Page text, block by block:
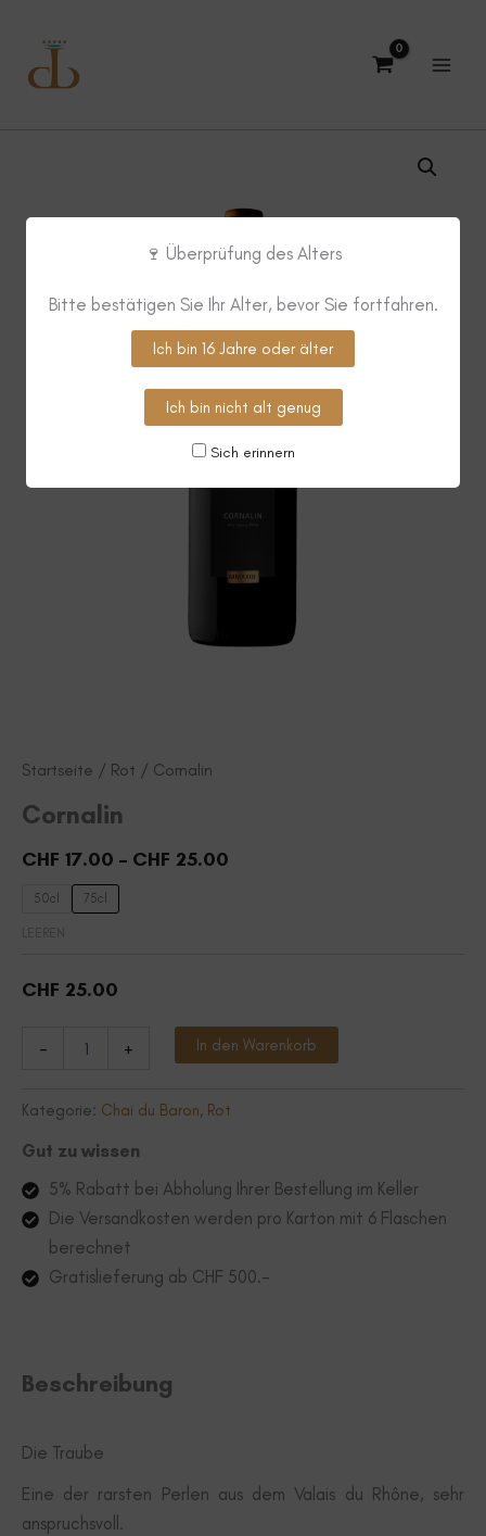
springen
Startseite / Rot / Cornalin
Cornalin
CHF 17.00 – CHF 25.00
50cl 75cl
CHF 25.00
- + In den Warenkorb
Kategorie: Chai du Baron, Rot
Gut zu wissen
5% Rabatt bei Abholung Ihrer Bestellung im Keller
Die Versandkosten werden pro Karton mit 6 Flaschen
berechnet
Gratislieferung ab CHF 500.-
Beschreibung
Die Traube
Eine der rarsten Perlen aus dem Valais du Rhône, sehr
anspruchsvoll.
🍷 Überprüfung des Alters
Bitte bestätigen Sie Ihr Alter, bevor Sie fortfahren.
Ich bin 16 Jahre oder älter
Ich bin nicht alt genug
Sich erinnern